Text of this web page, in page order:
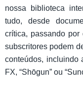
nossa biblioteca
tudo, desde
crítica, passando
subscritores podem
conteúdos, incluindo
FX, “Shōgun” ou